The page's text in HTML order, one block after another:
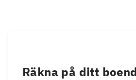
Räkna på ditt